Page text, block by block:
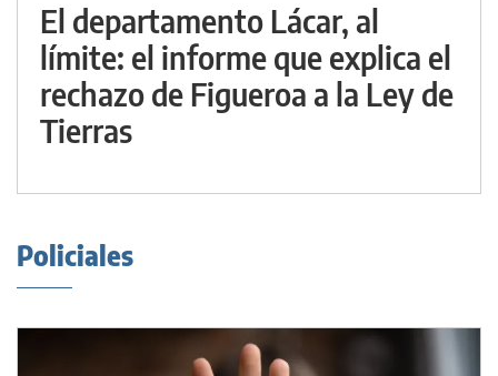
El departamento Lácar, al
límite: el informe que explica el
rechazo de Figueroa a la Ley de
Tierras
Policiales